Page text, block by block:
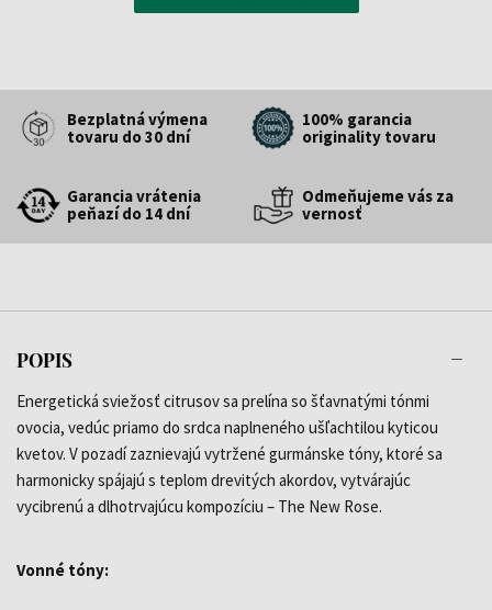
Bezplatná výmena
tovaru do 30 dní
100% garancia
originality tovaru
Garancia vrátenia
peňazí do 14 dní
Odmeňujeme vás za
vernosť
POPIS
Energetická sviežosť citrusov sa prelína so šťavnatými tónmi
ovocia, vedúc priamo do srdca naplneného ušľachtilou kyticou
kvetov. V pozadí zaznievajú vytržené gurmánske tóny, ktoré sa
harmonicky spájajú s teplom drevitých akordov, vytvárajúc
vycibrenú a dlhotrvajúcu kompozíciu – The New Rose.
Vonné tóny: